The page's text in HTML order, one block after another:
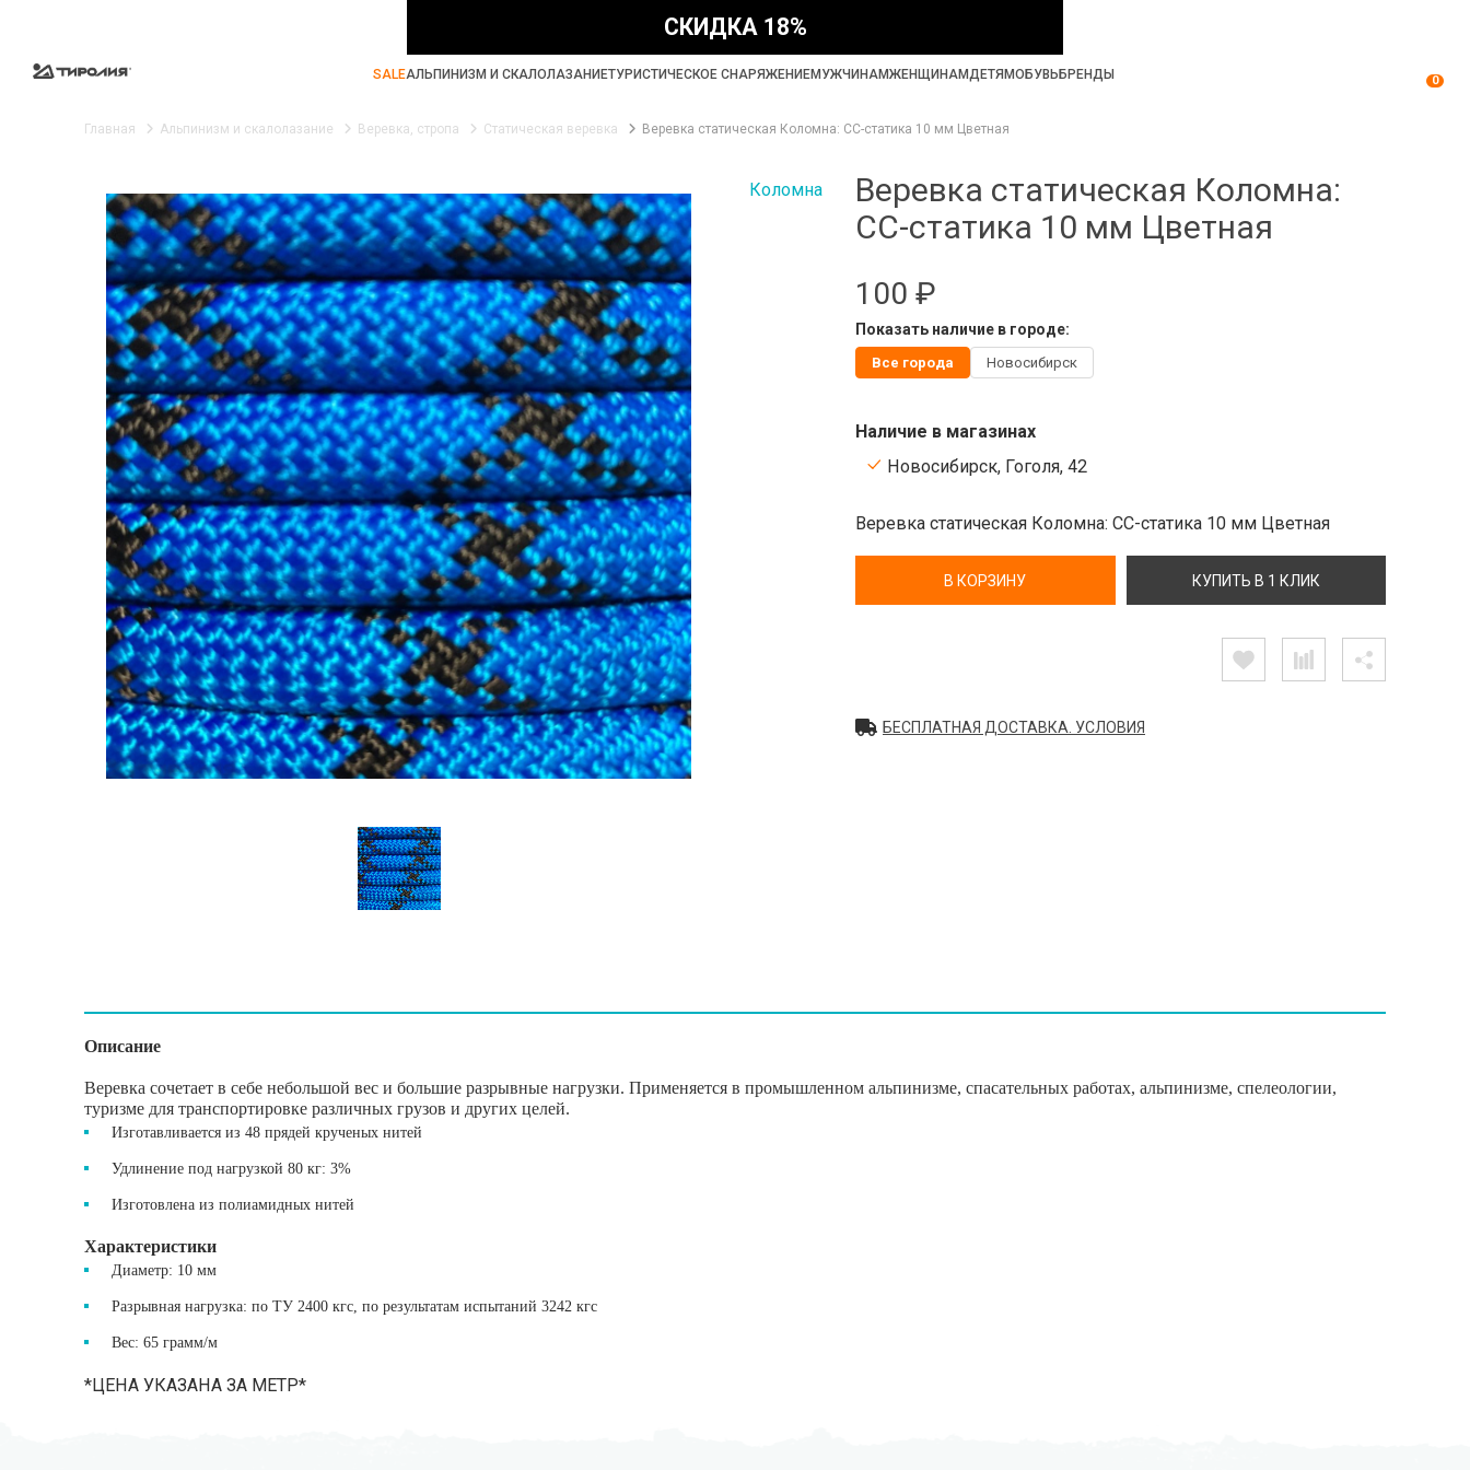
СКИДКА 18%
SALEАЛЬПИНИЗМ И СКАЛОЛАЗАНИЕТУРИСТИЧЕСКОЕ СНАРЯЖЕНИЕМУЖЧИНАМЖЕНЩИНАМДЕТЯМОБУВЬ БРЕНДЫ 0
Главная Альпинизм и скалолазание Веревка, стропа Статическая веревка Веревка статическая Коломна: СС-статика 10 мм Цветная
Коломна
Веревка статическая Коломна:
СС-статика 10 мм Цветная
100 ₽
Показать наличие в городе:
Все города Новосибирск
Наличие в магазинах
Новосибирск, Гоголя, 42
Веревка статическая Коломна: СС-статика 10 мм Цветная
В КОРЗИНУ КУПИТЬ В 1 КЛИК
БЕСПЛАТНАЯ ДОСТАВКА. УСЛОВИЯ
Описание
Веревка сочетает в себе небольшой вес и большие разрывные нагрузки. Применяется в промышленном альпинизме, спасательных работах, альпинизме, спелеологии,
туризме для транспортировке различных грузов и других целей.
Изготавливается из 48 прядей крученых нитей
Удлинение под нагрузкой 80 кг: 3%
Изготовлена из полиамидных нитей
Характеристики
Диаметр: 10 мм
Разрывная нагрузка: по ТУ 2400 кгс, по результатам испытаний 3242 кгс
Вес: 65 грамм/м
*ЦЕНА УКАЗАНА ЗА МЕТР*